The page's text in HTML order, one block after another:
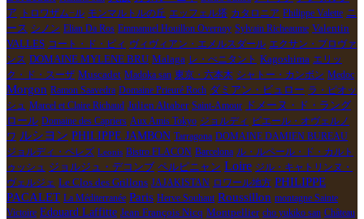
ア
トロワザム−ル モンマルトルの丘 エッフェル塔 カタロニア Philippe Valette ニ
ース シノン Elian Da Ros Emmanuel Houillon Overnoy Sylvain Richeaume Valentin
VALLES コート・ド・ピィ ヴィヴィアン・エメルスダール エクサン・プロヴァ
ンス DOMAINE MYLENE BRU Malaga レ・ぺニタント Kagoshima エリッ
ク・ド・スーザ Muscadet Madoka san 東京・六本木 シャトー・カンボン Medoc
Morgon Ramon Saavedra Domaine Prieuré Roch ダミアン・ビュロー ラ・ピオッ
シュ Marcel et Claire Richaud Julien Altaber Saint-Amour ドメーヌ・ド・ラング
ロール Domaine des Capriers Aux Amis Tokyo ジョルディ ピエール・オヴェルノ
ワ ルシヨン PHILIPPE JAMBON Tarragona DOMAINE DAMIEN BUREAU
ジョルディ・ペレズ Leonis Bistro FLACON Barcelona ル・ルペール・ド・カルト
ゥッシュ ジョルジュ・デコンブ ペルピニャン Loire ジル・キャトリンヌ・
ヴェルジェ Le Clos des Grillons JAJAKISTAN ロワール地方 PHILIPPE
PACALET La Méditerranée Paris Herve Souhaut Roussillon montagne Sainte
Victoire Edouard Laffitte Jean François Nicq Montpellier cho yukiko san Château